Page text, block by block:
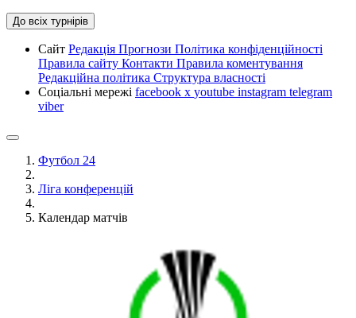
До всіх турнірів
Сайт Редакція Прогнози Політика конфіденційності
Правила сайту Контакти Правила коментування
Редакційна політика Структура власності
Соціальні мережі facebook x youtube instagram telegram
viber
Футбол 24
Ліга конференцій
Календар матчів